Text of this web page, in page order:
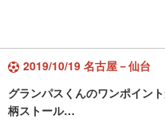
2019/10/19 名古屋－仙台
グランパスくんのワンポイン
柄ストール…